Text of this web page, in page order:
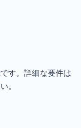
す。詳細な要件は
。